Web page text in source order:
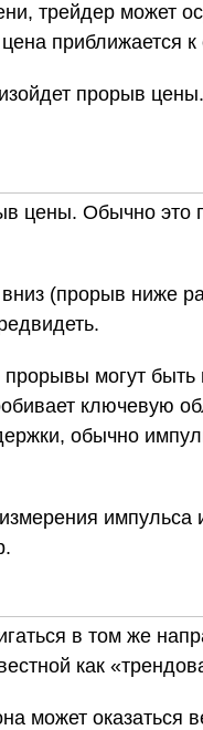
трейдер может
приближается
прорыв
цены. Обычно это
(прорыв ниже
прорывы могут
ключевую
обычно
импульса
в том же
как
может